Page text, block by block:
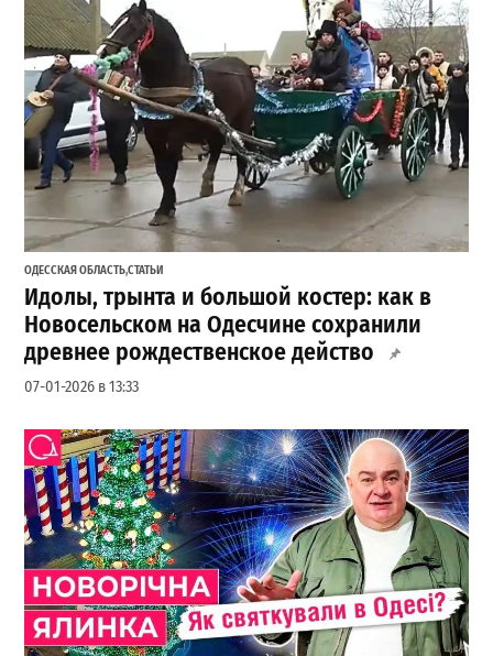
ОДЕССКАЯ ОБЛАСТЬ,СТАТЬИ
Идолы, трынта и большой костер: как в
Новосельском на Одесчине сохранили
древнее рождественское действо
07-01-2026 в 13:33